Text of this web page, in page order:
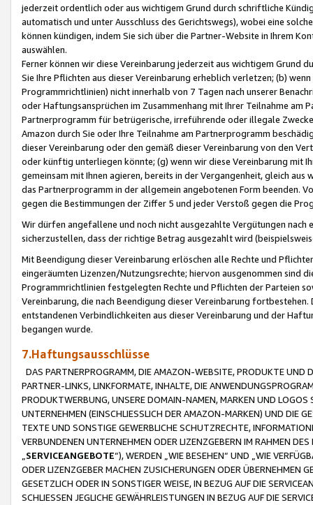
jederzeit ordentlich oder aus wichtigem Grund durch schriftliche
automatisch und unter Ausschluss des Gerichtswegs), wobei eine
können kündigen, indem Sie sich über die Partner-Website in Ihrem
auswählen.
Ferner können wir diese Vereinbarung jederzeit aus wichtigem Grund
Sie Ihre Pflichten aus dieser Vereinbarung erheblich verletzen; (b)
Programmrichtlinien) nicht innerhalb von 7 Tagen nach unserer
oder Haftungsansprüchen im Zusammenhang mit Ihrer Teilnahme am
Partnerprogramm für betrügerische, irreführende oder illegale
Amazon durch Sie oder Ihre Teilnahme am Partnerprogramm
dieser Vereinbarung oder den gemäß dieser Vereinbarung von den
oder künftig unterliegen könnte; (g) wenn wir diese Vereinbarung mit
gemeinsam mit Ihnen agieren, bereits in der Vergangenheit, gleich
das Partnerprogramm in der allgemein angebotenen Form beenden.
gegen die Bestimmungen der Ziffer 5 und jeder Verstoß gegen die
Wir dürfen angefallene und noch nicht ausgezahlte Vergütungen
sicherzustellen, dass der richtige Betrag ausgezahlt wird
Mit Beendigung dieser Vereinbarung erlöschen alle Rechte und
eingeräumten Lizenzen/Nutzungsrechte; hiervon ausgenommen sind
Programmrichtlinien festgelegten Rechte und Pflichten der Parteien
Vereinbarung, die nach Beendigung dieser Vereinbarung
entstandenen Verbindlichkeiten aus dieser Vereinbarung und der
begangen wurde.
7.Haftungsausschlüsse
DAS PARTNERPROGRAMM, DIE AMAZON-WEBSITE, PRODUKTE UND
PARTNER-LINKS, LINKFORMATE, INHALTE, DIE
PRODUKTWERBUNG, UNSERE DOMAIN-NAMEN, MARKEN UND
UNTERNEHMEN (EINSCHLIESSLICH DER AMAZON-MARKEN) UND DIE
TEXTE UND SONSTIGE GEWERBLICHE SCHUTZRECHTE,
VERBUNDENEN UNTERNEHMEN ODER LIZENZGEBERN IM RAHMEN
SERVICEANGEBOTE“), WERDEN „WIE BESEHEN“ UND „WIE
ODER LIZENZGEBER MACHEN ZUSICHERUNGEN ODER ÜBERNEHMEN
GESETZLICH ODER IN SONSTIGER WEISE, IN BEZUG AUF DIE
SCHLIESSEN JEGLICHE GEWÄHRLEISTUNGEN IN BEZUG AUF DIE